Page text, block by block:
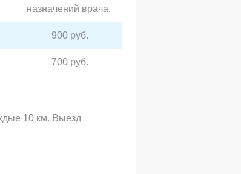
назначений врача.
900 руб.
700 руб.
10 км. Выезд